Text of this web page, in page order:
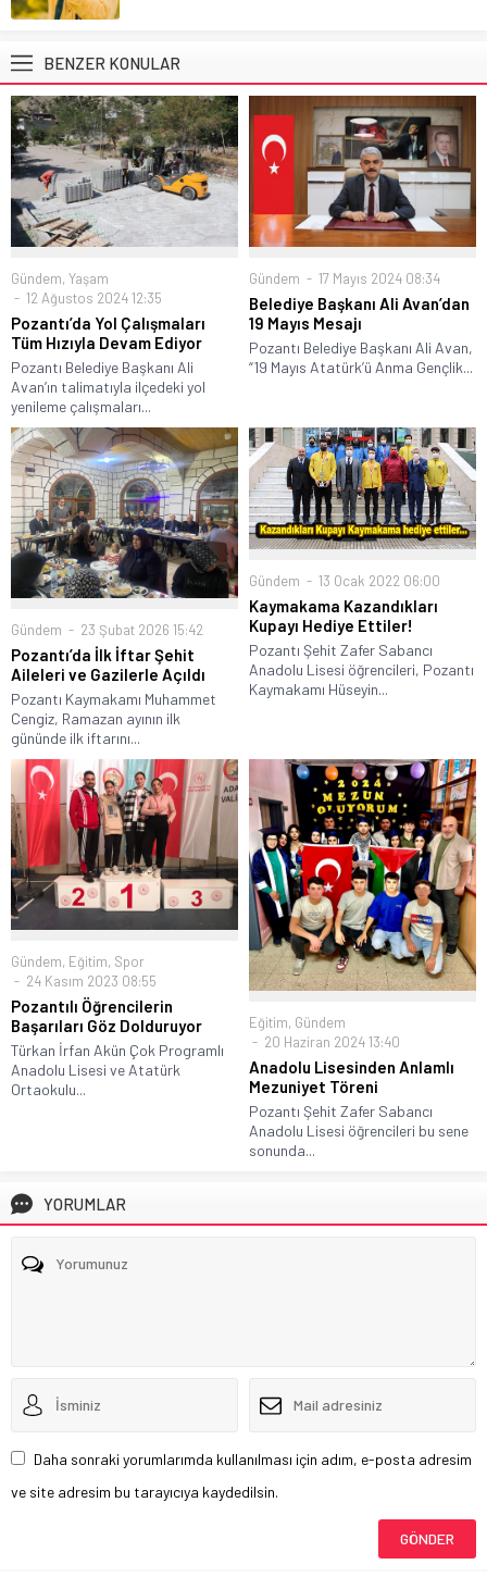
BENZER KONULAR
Gündem, Yaşam
12 Ağustos 2024 12:35
Pozantı’da Yol Çalışmaları
Tüm Hızıyla Devam Ediyor
Pozantı Belediye Başkanı Ali
Avan’ın talimatıyla ilçedeki yol
yenileme çalışmaları...
Gündem 17 Mayıs 2024 08:34
Belediye Başkanı Ali Avan’dan
19 Mayıs Mesajı
Pozantı Belediye Başkanı Ali Avan,
“19 Mayıs Atatürk’ü Anma Gençlik...
Gündem 23 Şubat 2026 15:42
Pozantı’da İlk İftar Şehit
Aileleri ve Gazilerle Açıldı
Pozantı Kaymakamı Muhammet
Cengiz, Ramazan ayının ilk
gününde ilk iftarını...
Gündem 13 Ocak 2022 06:00
Kaymakama Kazandıkları
Kupayı Hediye Ettiler!
Pozantı Şehit Zafer Sabancı
Anadolu Lisesi öğrencileri, Pozantı
Kaymakamı Hüseyin...
Gündem, Eğitim, Spor
24 Kasım 2023 08:55
Pozantılı Öğrencilerin
Başarıları Göz Dolduruyor
Türkan İrfan Akün Çok Programlı
Anadolu Lisesi ve Atatürk
Ortaokulu...
Eğitim, Gündem
20 Haziran 2024 13:40
Anadolu Lisesinden Anlamlı
Mezuniyet Töreni
Pozantı Şehit Zafer Sabancı
Anadolu Lisesi öğrencileri bu sene
sonunda...
YORUMLAR
Daha sonraki yorumlarımda kullanılması için adım, e-posta adresim
ve site adresim bu tarayıcıya kaydedilsin.